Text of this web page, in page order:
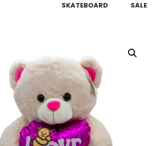
SKATEBOARD SALE